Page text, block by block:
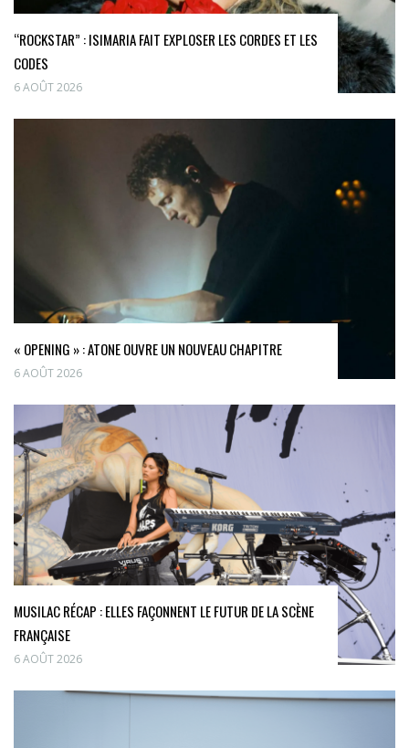
“ROCKSTAR” : ISIMARIA FAIT EXPLOSER LES CORDES ET LES
CODES
6 AOÛT 2026
« OPENING » : ATONE OUVRE UN NOUVEAU CHAPITRE
6 AOÛT 2026
MUSILAC RÉCAP : ELLES FAÇONNENT LE FUTUR DE LA SCÈNE
FRANÇAISE
6 AOÛT 2026